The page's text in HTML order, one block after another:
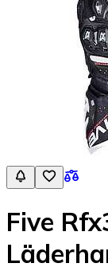
Five